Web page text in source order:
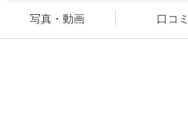
写真・動画 口コミ